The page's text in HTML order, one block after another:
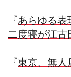
『 あらゆる表
二度寝が江古
『 東京、無人